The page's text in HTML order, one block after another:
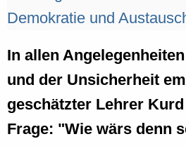
In allen
und der Unsicherheit
geschätzter Lehrer
Frage: "Wie wärs denn